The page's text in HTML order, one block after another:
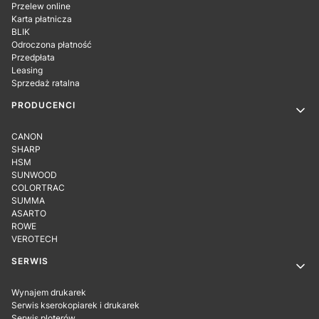
Przelew online
Karta płatnicza
BLIK
Odroczona płatność
Przedpłata
Leasing
Sprzedaż ratalna
PRODUCENCI
CANON
SHARP
HSM
SUNWOOD
COLORTRAC
SUMMA
ASARTO
ROWE
VEROTECH
SERWIS
Wynajem drukarek
Serwis kserokopiarek i drukarek